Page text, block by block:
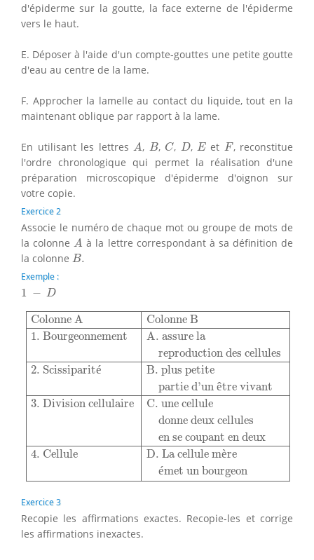
d'épiderme sur la goutte, la face externe de l'épiderme
vers le haut.
E. Déposer à l'aide d'un compte-gouttes une petite goutte
d'eau au centre de la lame.
F. Approcher la lamelle au contact du liquide, tout en la
maintenant oblique par rapport à la lame.
En utilisant les lettres A
A , B
B, C
C, D
D, E
Eet F
F, reconstitue
l'ordre chronologique qui permet la réalisation d'une
préparation microscopique d'épiderme d'oignon sur
votre copie.
Exercice 2
Associe le numéro de chaque mot ou groupe de mots de
la colonne A
A à la lettre correspondant à sa définition de
la colonne B.
B.
Exemple :
1 − D
1 D
Colonne A
Colonne B
1. Bourgeonnement
A. assure la
reproduction des cellules
2. Scissiparité
B. plus petite
partie d'un être vivant
3. Division cellulaire
C. une cellule
donne deux cellules
en se coupant en deux
4. Cellule
D. La cellule mère
émet un bourgeon
Colonne AColonne B1. BourgeonnementA. assure la
Exercice 3
Recopie les affirmations exactes. Recopie-les et corrige
les affirmations inexactes.